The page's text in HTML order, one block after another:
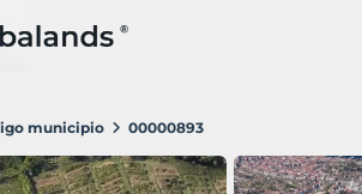
municipio 00000893